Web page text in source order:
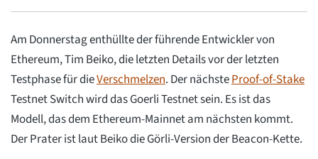
Am Donnerstag enthüllte der führende Entwickler von
Ethereum, Tim Beiko, die letzten Details vor der letzten
Testphase für dieVerschmelzen. Der nächsteProof-of-Stake
Testnet Switch wird das Goerli Testnet sein. Es ist das
Modell, das dem Ethereum-Mainnet am nächsten kommt.
Der Prater ist laut Beiko die Görli-Version der Beacon-Kette.